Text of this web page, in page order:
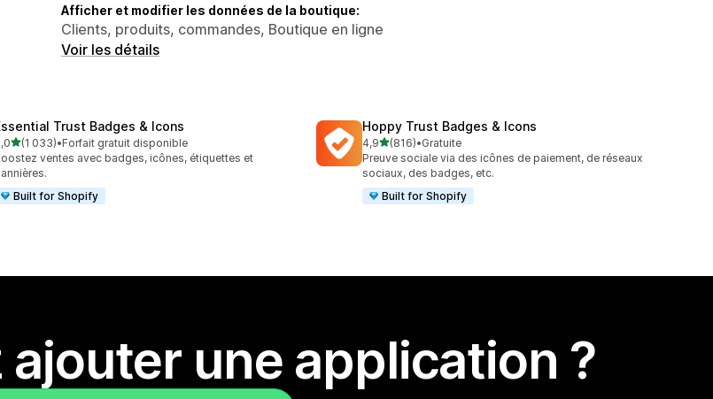
Afficher et modifier les données de la boutique:
Clients, produits, commandes, Boutique en ligne
Voir les détails
Trust Badges & Icons
étoile(s) sur 5
(1 033)
avis au total
•Forfait gratuit disponible
ventes avec badges, icônes, étiquettes et
Built for Shopify
Hoppy Trust Badges & Icons
4,9étoile(s) sur 5
(816)
816 avis au total
•Gratuite
Preuve sociale via des icônes de paiement, de réseaux
sociaux, des badges, etc.
Built for Shopify
une application ?